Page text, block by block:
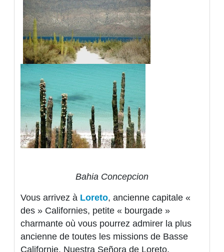
Bahia Concepcion
Vous arrivez à Loreto, ancienne capitale «
des » Californies, petite « bourgade »
charmante où vous pourrez admirer la plus
ancienne de toutes les missions de Basse
Californie, Nuestra Señora de Loreto.